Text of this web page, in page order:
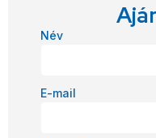
Név
E-mail